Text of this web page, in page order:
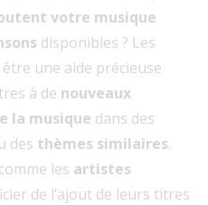
votre musique
disponibles ? Les
une aide précieuse
à de nouveaux
la musique dans des
des thèmes similaires.
les artistes
de l’ajout de leurs titres